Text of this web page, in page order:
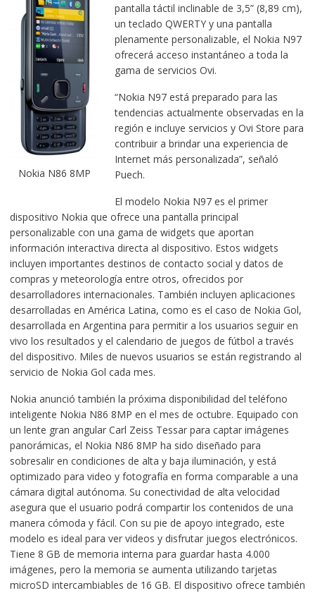
Nokia N86 8MP
pantalla táctil inclinable de 3,5” (8,89 cm),
un teclado QWERTY y una pantalla
plenamente personalizable, el Nokia N97
ofrecerá acceso instantáneo a toda la
gama de servicios Ovi.
“Nokia N97 está preparado para las
tendencias actualmente observadas en la
región e incluye servicios y Ovi Store para
contribuir a brindar una experiencia de
Internet más personalizada”, señaló
Puech.
El modelo Nokia N97 es el primer
dispositivo Nokia que ofrece una pantalla principal
personalizable con una gama de widgets que aportan
información interactiva directa al dispositivo. Estos widgets
incluyen importantes destinos de contacto social y datos de
compras y meteorología entre otros, ofrecidos por
desarrolladores internacionales. También incluyen aplicaciones
desarrolladas en América Latina, como es el caso de Nokia Gol,
desarrollada en Argentina para permitir a los usuarios seguir en
vivo los resultados y el calendario de juegos de fútbol a través
del dispositivo. Miles de nuevos usuarios se están registrando al
servicio de Nokia Gol cada mes.
Nokia anunció también la próxima disponibilidad del teléfono
inteligente Nokia N86 8MP en el mes de octubre. Equipado con
un lente gran angular Carl Zeiss Tessar para captar imágenes
panorámicas, el Nokia N86 8MP ha sido diseñado para
sobresalir en condiciones de alta y baja iluminación, y está
optimizado para video y fotografía en forma comparable a una
cámara digital autónoma. Su conectividad de alta velocidad
asegura que el usuario podrá compartir los contenidos de una
manera cómoda y fácil. Con su pie de apoyo integrado, este
modelo es ideal para ver videos y disfrutar juegos electrónicos.
Tiene 8 GB de memoria interna para guardar hasta 4.000
imágenes, pero la memoria se aumenta utilizando tarjetas
microSD intercambiables de 16 GB. El dispositivo ofrece también